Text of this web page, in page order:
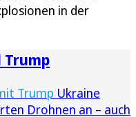
in der
Trump
Trump Ukraine
Drohnen an – auch